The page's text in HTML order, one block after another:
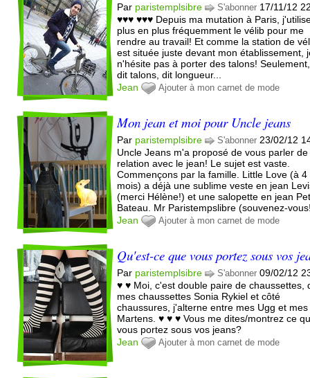
Par paristemplsibre S'abonner 17/11/12
♥♥♥ ♥♥♥ Depuis ma mutation à Paris,
plus en plus fréquemment le vélib pour me
rendre au travail! Et comme la station de
est située juste devant mon établissement,
n'hésite pas à porter des talons!
dit talons, dit longueur...
Jean
Ajouter à mon carnet de mode
Mon jean et moi pour Uncle jeans
Par paristemplsibre S'abonner 23/02/12
Uncle Jeans m'a proposé de vous parler
relation avec le jean! Le sujet est vaste.
Commençons par la famille. Little Love (à 4
mois) a déjà une sublime veste en jean
(merci Hélène!) et une salopette en jean
Bateau. Mr Paristempslibre (souvenez-
Jean
Ajouter à mon carnet de mode
Qu'est-ce que vous portez sous vos
Par paristemplsibre S'abonner 09/02/12
♥ ♥ Moi, c'est double paire de chaussettes,
mes chaussettes Sonia Rykiel et côté
chaussures, j'alterne entre mes Ugg et mes
Martens. ♥ ♥ ♥ Vous me dites/montrez ce
vous portez sous vos jeans?
Jean
Ajouter à mon carnet de mode